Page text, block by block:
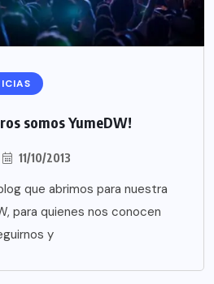
somos YumeDW!
11/10/2013
que abrimos para nuestra
para quienes nos conocen
y